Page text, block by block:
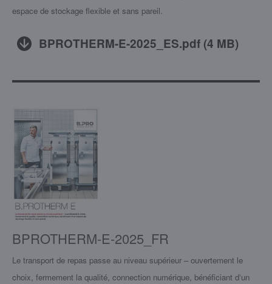
espace de stockage flexible et sans pareil.
BPROTHERM-E-2025_ES.pdf (4 MB)
BPROTHERM-E-2025_FR
Le transport de repas passe au niveau supérieur – ouvertement le
choix, fermement la qualité, connection numérique, bénéficiant d‘un